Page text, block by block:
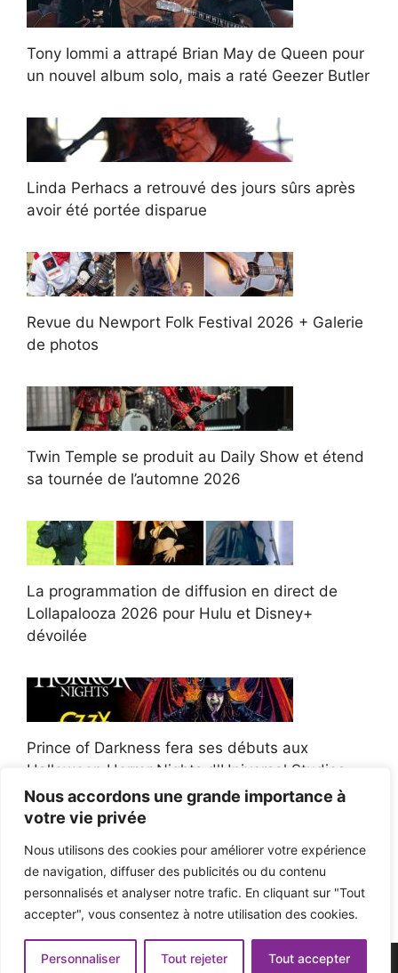
Nous accordons une grande importance à
votre vie privée
Nous utilisons des cookies pour améliorer votre expérience
de navigation, diffuser des publicités ou du contenu
personnalisés et analyser notre trafic. En cliquant sur "Tout
accepter", vous consentez à notre utilisation des cookies.
Personnaliser Tout rejeter Tout accepter
Tony Iommi a attrapé Brian May de Queen pour
un nouvel album solo, mais a raté Geezer Butler
Linda Perhacs a retrouvé des jours sûrs après
avoir été portée disparue
Revue du Newport Folk Festival 2026 + Galerie
de photos
Twin Temple se produit au Daily Show et étend
sa tournée de l’automne 2026
La programmation de diffusion en direct de
Lollapalooza 2026 pour Hulu et Disney+
dévoilée
Prince of Darkness fera ses débuts aux
Halloween Horror Nights d'Universal Studios
Afroman poursuit un policier de l'Ohio après la
victoire du jury en diffamation
© 2026 - Pop'n Music -